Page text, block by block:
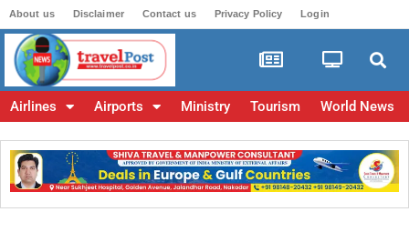
About us Disclaimer Contact us Privacy Policy Login
Airlines Airports Ministry Tourism World News